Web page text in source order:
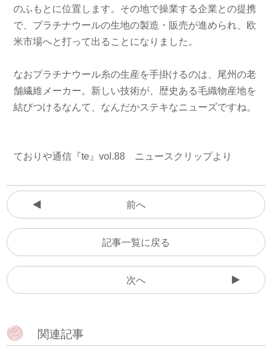
のふもとに位置します。その地で操業する企業との提携
で、プラチナウールの生地の製造・販売が進められ、欧
米市場へと打って出ることになりました。
なおプラチナウール糸の生産を手掛けるのは、尾州の老
舗繊維メーカー。新しい技術が、歴史ある毛織物産地を
結びつけるなんて、なんだかステキなニューズですね。
ておりや通信『te』vol.88 ニュースクリップより
前へ
記事一覧に戻る
次へ
関連記事